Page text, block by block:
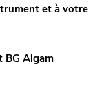
et à votre
BG Algam